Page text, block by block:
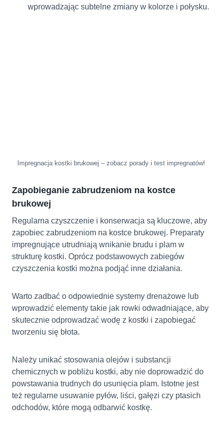
wprowadzając subtelne zmiany w kolorze i połysku.
Impregnacja kostki brukowej – zobacz porady i test impregnatów!
Zapobieganie zabrudzeniom na kostce
brukowej
Regularna czyszczenie i konserwacja są kluczowe, aby
zapobiec zabrudzeniom na kostce brukowej. Preparaty
impregnujące utrudniają wnikanie brudu i plam w
strukturę kostki. Oprócz podstawowych zabiegów
czyszczenia kostki można podjąć inne działania.
Warto zadbać o odpowiednie systemy drenażowe lub
wprowadzić elementy takie jak rowki odwadniające, aby
skutecznie odprowadzać wodę z kostki i zapobiegać
tworzeniu się błota.
Należy unikać stosowania olejów i substancji
chemicznych w pobliżu kostki, aby nie doprowadzić do
powstawania trudnych do usunięcia plam. Istotne jest
też regularne usuwanie pyłów, liści, gałęzi czy ptasich
odchodów, które mogą odbarwić kostkę.